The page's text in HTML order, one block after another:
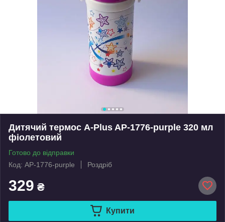
Дитячий термос A-Plus AP-1776-purple 320 мл
фіолетовий
Готово до відправки
Код: AP-1776-purple
Роздріб
329 ₴
Купити